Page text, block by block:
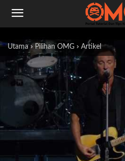
Utama Pilihan OMG Artikel